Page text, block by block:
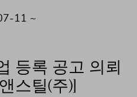
11 ~
등록 공고 의뢰
스틸(주)]